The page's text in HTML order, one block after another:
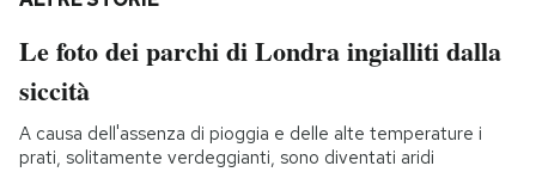
Le foto dei parchi di Londra ingialliti dalla
siccità
A causa dell'assenza di pioggia e delle alte temperature i
prati, solitamente verdeggianti, sono diventati aridi